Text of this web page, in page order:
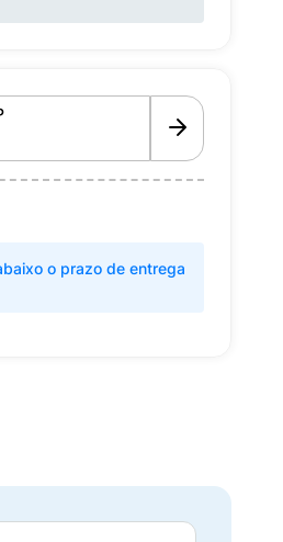
o prazo de entrega